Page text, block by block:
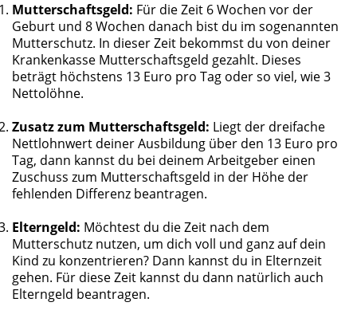
Mutterschaftsgeld: Für die Zeit 6 Wochen vor der
Geburt und 8 Wochen danach bist du im sogenannten
Mutterschutz. In dieser Zeit bekommst du von deiner
Krankenkasse Mutterschaftsgeld gezahlt. Dieses
beträgt höchstens 13 Euro pro Tag oder so viel, wie 3
Nettolöhne.
Zusatz zum Mutterschaftsgeld: Liegt der dreifache
Nettlohnwert deiner Ausbildung über den 13 Euro pro
Tag, dann kannst du bei deinem Arbeitgeber einen
Zuschuss zum Mutterschaftsgeld in der Höhe der
fehlenden Differenz beantragen.
Elterngeld: Möchtest du die Zeit nach dem
Mutterschutz nutzen, um dich voll und ganz auf dein
Kind zu konzentrieren? Dann kannst du in Elternzeit
gehen. Für diese Zeit kannst du dann natürlich auch
Elterngeld beantragen.